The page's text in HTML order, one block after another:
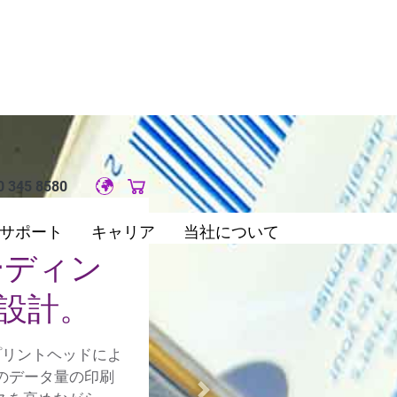
345 8580 Original image URL link
ポート キャリア 当社について
ィン
計。
ントヘッドによ
データ量の印刷